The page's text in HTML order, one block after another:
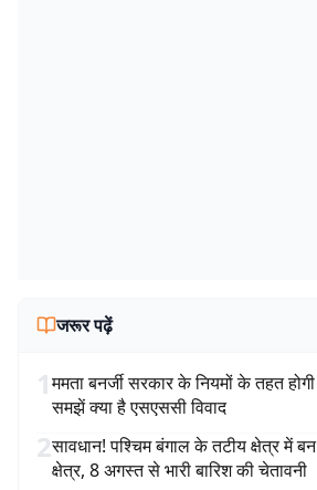
जरूर पढ़ें
1ममता बनर्जी सरकार के नियमों के तहत होगी
समझें क्या है एसएससी विवाद
2सावधान! पश्चिम बंगाल के तटीय क्षेत्र में
क्षेत्र, 8 अगस्त से भारी बारिश की चेतावनी